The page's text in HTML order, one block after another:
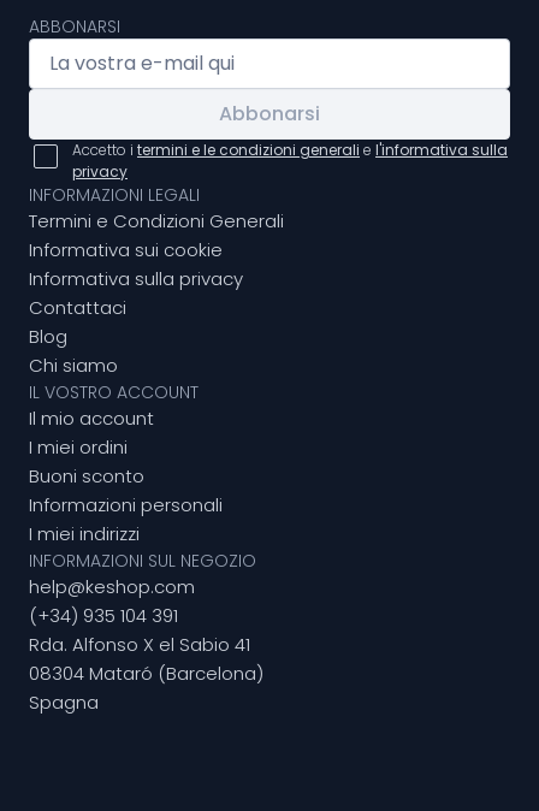
ABBONARSI
Abbonarsi
Accetto i termini e le condizioni generali e l'informativa sulla
privacy
INFORMAZIONI LEGALI
Termini e Condizioni Generali
Informativa sui cookie
Informativa sulla privacy
Contattaci
Blog
Chi siamo
IL VOSTRO ACCOUNT
Il mio account
I miei ordini
Buoni sconto
Informazioni personali
I miei indirizzi
INFORMAZIONI SUL NEGOZIO
help@keshop.com
(+34) 935 104 391
Rda. Alfonso X el Sabio 41
08304 Mataró (Barcelona)
Spagna